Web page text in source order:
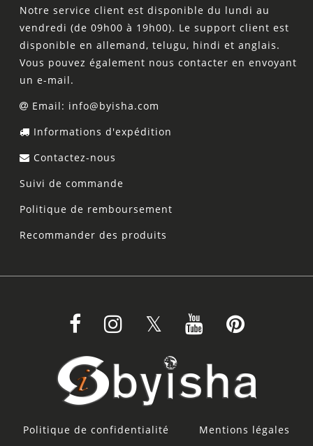
Notre service client est disponible du lundi au
vendredi (de 09h00 à 19h00). Le support client est
disponible en allemand, telugu, hindi et anglais.
Vous pouvez également nous contacter en envoyant
un e-mail.
Email: info@byisha.com
Informations d'expédition
Contactez-nous
Suivi de commande
Politique de remboursement
Recommander des produits
Politique de confidentialité Mentions légales